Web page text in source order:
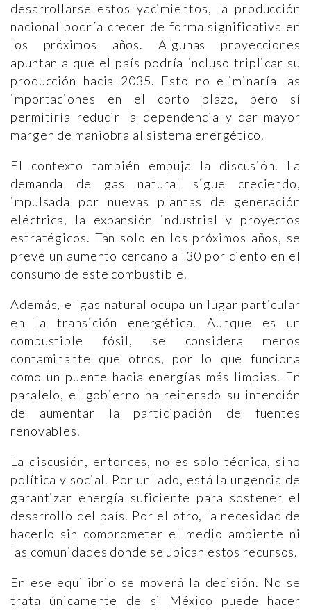
desarrollarse estos yacimientos, la producción
nacional podría crecer de forma significativa en
los próximos años. Algunas proyecciones
apuntan a que el país podría incluso triplicar su
producción hacia 2035. Esto no eliminaría las
importaciones en el corto plazo, pero sí
permitiría reducir la dependencia y dar mayor
margen de maniobra al sistema energético.
El contexto también empuja la discusión. La
demanda de gas natural sigue creciendo,
impulsada por nuevas plantas de generación
eléctrica, la expansión industrial y proyectos
estratégicos. Tan solo en los próximos años, se
prevé un aumento cercano al 30 por ciento en el
consumo de este combustible.
Además, el gas natural ocupa un lugar particular
en la transición energética. Aunque es un
combustible fósil, se considera menos
contaminante que otros, por lo que funciona
como un puente hacia energías más limpias. En
paralelo, el gobierno ha reiterado su intención
de aumentar la participación de fuentes
renovables.
La discusión, entonces, no es solo técnica, sino
política y social. Por un lado, está la urgencia de
garantizar energía suficiente para sostener el
desarrollo del país. Por el otro, la necesidad de
hacerlo sin comprometer el medio ambiente ni
las comunidades donde se ubican estos recursos.
En ese equilibrio se moverá la decisión. No se
trata únicamente de si México puede hacer